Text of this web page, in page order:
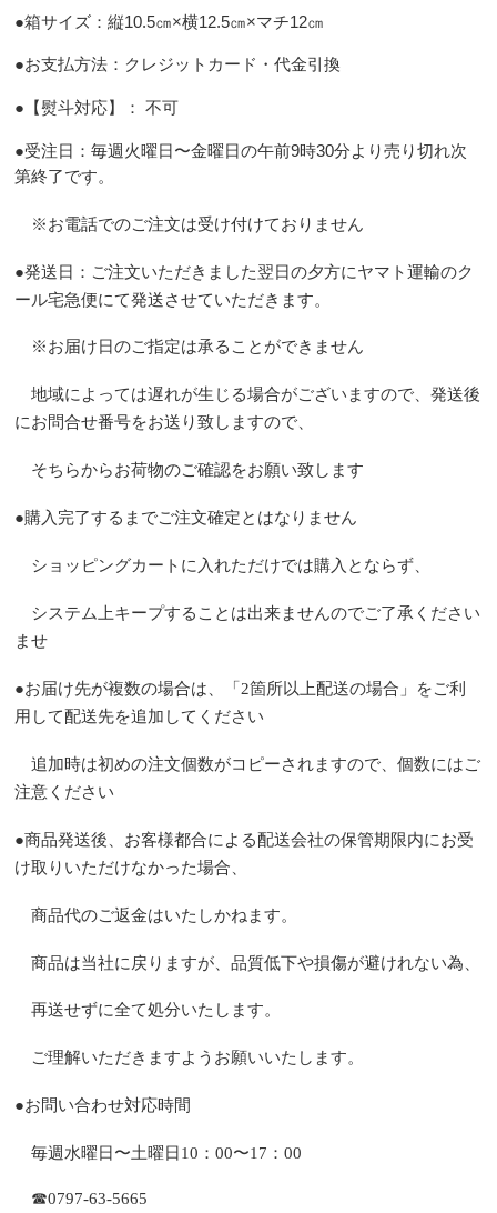
●箱サイズ：縦10.5㎝×横12.5㎝×マチ12㎝
●お支払方法：クレジットカード・代金引換
● 【熨斗対応】： 不可
●受注日：毎週火曜日〜金曜日の午前9時30分より売り切れ次
第終了です。
※お電話でのご注文は受け付けておりません
●発送日： ご注文いただきました翌日の夕方にヤマト運輸のク
ール宅急便にて発送させていただきます。
※お届け日のご指定は承ることができません
地域によっては遅れが生じる場合がございますので、発送後
にお問合せ番号をお送り致しますので、
そちらからお荷物のご確認をお願い致します
●購入完了するまでご注文確定とはなりません
ショッピングカートに入れただけでは購入とならず、
システム上キープすることは出来ませんのでご了承ください
ませ
●お届け先が複数の場合は、「 2箇所以上配送の場合」をご利
用して配送先を追加してください
追加時は初めの注文個数がコピーされますので、個数にはご
注意ください
●商品発送後、お客様都合による配送会社の保管期限内にお受
け取りいただけなかった場合、
商品代のご返金はいたしかねます。
商品は当社に戻りますが、品質低下や損傷が避けれない為、
再送せずに全て処分いたします。
ご理解いただきますようお願いいたします。
●お問い合わせ対応時間
毎週水曜日〜土曜日10：00〜17：00
☎0797-63-5665